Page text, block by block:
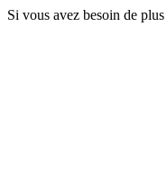
Si vous avez besoin de